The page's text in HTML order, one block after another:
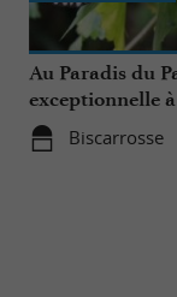
Au Paradis du
exceptionnelle
Biscarrosse